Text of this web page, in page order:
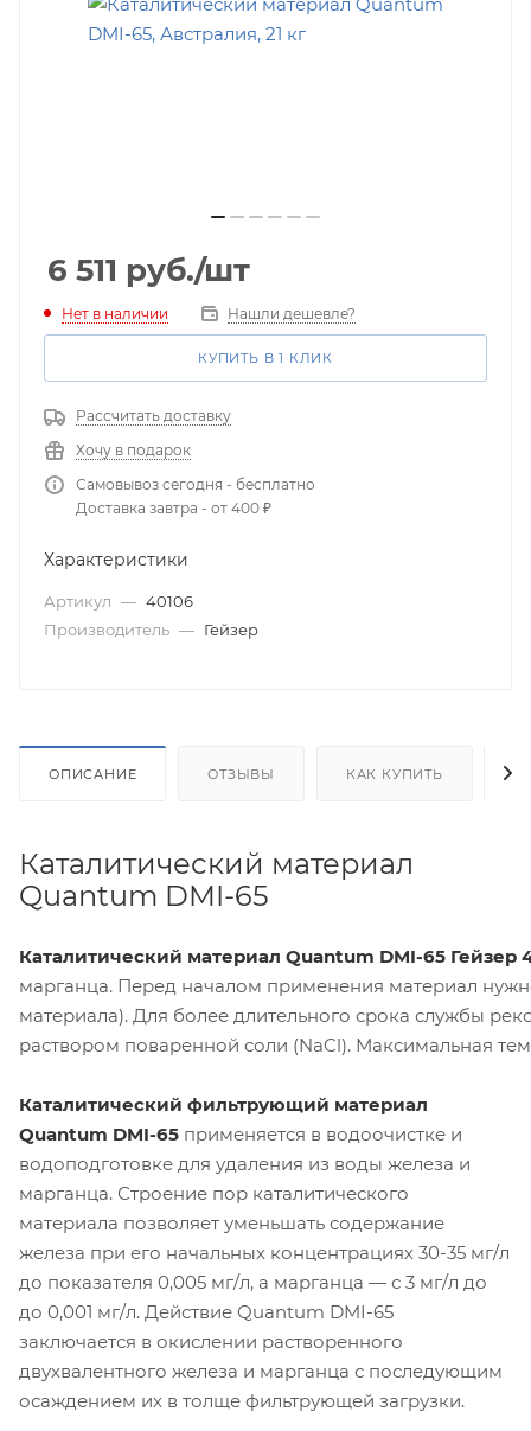
6 511 руб./шт
Нет в наличии Нашли дешевле?
КУПИТЬ В 1 КЛИК
Рассчитать доставку
Хочу в подарок
Самовывоз сегодня - бесплатно
Доставка завтра - от 400 ₽
Характеристики
Артикул — 40106
Производитель — Гейзер
ОПИСАНИЕ ОТЗЫВЫ КАК КУПИТЬ
Каталитический материал
Quantum DMI-65
Каталитический материал Quantum DMI-65 Гейзер
марганца. Перед началом применения материал
материала). Для более длительного срока службы
раствором поваренной соли (NaCl). Максимальная
Каталитический фильтрующий материал
Quantum DMI-65 применяется в водоочистке и
водоподготовке для удаления из воды железа и
марганца. Строение пор каталитического
материала позволяет уменьшать содержание
железа при его начальных концентрациях 30-35 мг/л
до показателя 0,005 мг/л, а марганца — с 3 мг/л до
до 0,001 мг/л. Действие Quantum DMI-65
заключается в окислении растворенного
двухвалентного железа и марганца с последующим
осаждением их в толще фильтрующей загрузки.